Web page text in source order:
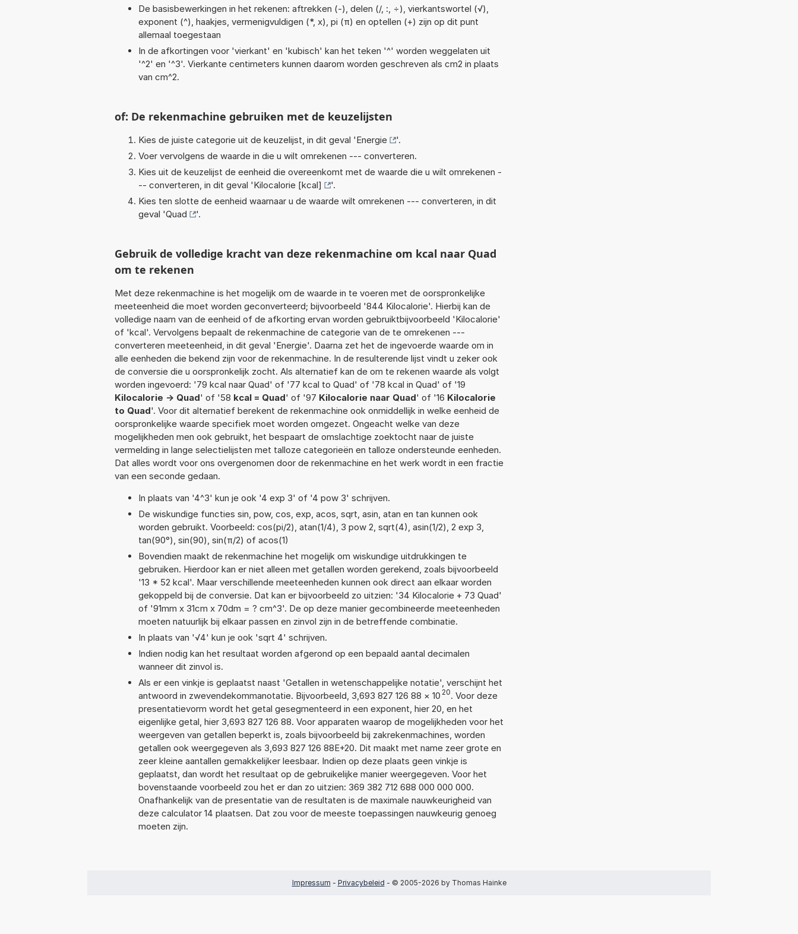
De basisbewerkingen in het rekenen: aftrekken (-), delen (/, :, ÷), vierkantswortel (√),
exponent (^), haakjes, vermenigvuldigen (*, x), pi (π) en optellen (+) zijn op dit punt
allemaal toegestaan
In de afkortingen voor 'vierkant' en 'kubisch' kan het teken '^' worden weggelaten uit
'^2' en '^3'. Vierkante centimeters kunnen daarom worden geschreven als cm2 in plaats
van cm^2.
of: De rekenmachine gebruiken met de keuzelijsten
Kies de juiste categorie uit de keuzelijst, in dit geval 'Energie
'.
Voer vervolgens de waarde in die u wilt omrekenen --- converteren.
Kies uit de keuzelijst de eenheid die overeenkomt met de waarde die u wilt omrekenen -
-- converteren, in dit geval 'Kilocalorie [kcal]
'.
Kies ten slotte de eenheid waarnaar u de waarde wilt omrekenen --- converteren, in dit
geval 'Quad '.
Gebruik de volledige kracht van deze rekenmachine om kcal naar Quad
om te rekenen
Met deze rekenmachine is het mogelijk om de waarde in te voeren met de oorspronkelijke
meeteenheid die moet worden geconverteerd; bijvoorbeeld '844 Kilocalorie'. Hierbij kan de
volledige naam van de eenheid of de afkorting ervan worden gebruiktbijvoorbeeld 'Kilocalorie'
of 'kcal'. Vervolgens bepaalt de rekenmachine de categorie van de te omrekenen ---
converteren meeteenheid, in dit geval 'Energie'. Daarna zet het de ingevoerde waarde om in
alle eenheden die bekend zijn voor de rekenmachine. In de resulterende lijst vindt u zeker ook
de conversie die u oorspronkelijk zocht. Als alternatief kan de om te rekenen waarde als volgt
worden ingevoerd: '79 kcal naar Quad' of '77 kcal to Quad' of '78 kcal in Quad' of '19
Kilocalorie -> Quad' of '58 kcal = Quad' of '97 Kilocalorie naar Quad' of '16 Kilocalorie
to Quad'. Voor dit alternatief berekent de rekenmachine ook onmiddellijk in welke eenheid de
oorspronkelijke waarde specifiek moet worden omgezet. Ongeacht welke van deze
mogelijkheden men ook gebruikt, het bespaart de omslachtige zoektocht naar de juiste
vermelding in lange selectielijsten met talloze categorieën en talloze ondersteunde eenheden.
Dat alles wordt voor ons overgenomen door de rekenmachine en het werk wordt in een fractie
van een seconde gedaan.
In plaats van '4^3' kun je ook '4 exp 3' of '4 pow 3' schrijven.
De wiskundige functies sin, pow, cos, exp, acos, sqrt, asin, atan en tan kunnen ook
worden gebruikt. Voorbeeld: cos(pi/2), atan(1/4), 3 pow 2, sqrt(4), asin(1/2), 2 exp 3,
tan(90°), sin(90), sin(π/2) of acos(1)
Bovendien maakt de rekenmachine het mogelijk om wiskundige uitdrukkingen te
gebruiken. Hierdoor kan er niet alleen met getallen worden gerekend, zoals bijvoorbeeld
'13 * 52 kcal'. Maar verschillende meeteenheden kunnen ook direct aan elkaar worden
gekoppeld bij de conversie. Dat kan er bijvoorbeeld zo uitzien: '34 Kilocalorie + 73 Quad'
of '91mm x 31cm x 70dm = ? cm^3'. De op deze manier gecombineerde meeteenheden
moeten natuurlijk bij elkaar passen en zinvol zijn in de betreffende combinatie.
In plaats van '√4' kun je ook 'sqrt 4' schrijven.
Indien nodig kan het resultaat worden afgerond op een bepaald aantal decimalen
wanneer dit zinvol is.
Als er een vinkje is geplaatst naast 'Getallen in wetenschappelijke notatie', verschijnt het
antwoord in zwevendekommanotatie. Bijvoorbeeld, 3,693 827 126 88 × 10 20. Voor deze
presentatievorm wordt het getal gesegmenteerd in een exponent, hier 20, en het
eigenlijke getal, hier 3,693 827 126 88. Voor apparaten waarop de mogelijkheden voor het
weergeven van getallen beperkt is, zoals bijvoorbeeld bij zakrekenmachines, worden
getallen ook weergegeven als 3,693 827 126 88E+20. Dit maakt met name zeer grote en
zeer kleine aantallen gemakkelijker leesbaar. Indien op deze plaats geen vinkje is
geplaatst, dan wordt het resultaat op de gebruikelijke manier weergegeven. Voor het
bovenstaande voorbeeld zou het er dan zo uitzien: 369 382 712 688 000 000 000.
Onafhankelijk van de presentatie van de resultaten is de maximale nauwkeurigheid van
deze calculator 14 plaatsen. Dat zou voor de meeste toepassingen nauwkeurig genoeg
moeten zijn.
Impressum - Privacybeleid - © 2005-2026 by Thomas Hainke